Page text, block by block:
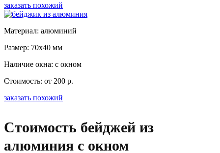
заказать похожий
Материал: алюминий
Размер: 70x40 мм
Наличие окна: с окном
Стоимость: от 200 р.
заказать похожий
Стоимость бейджей из
алюминия с окном